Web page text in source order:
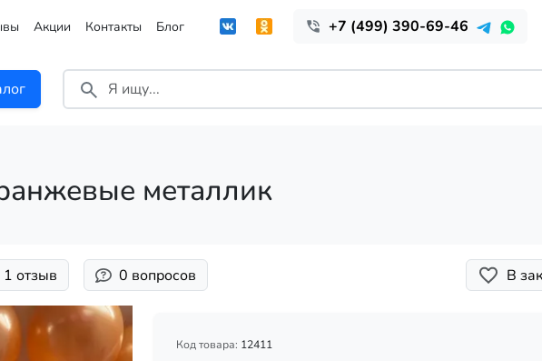
Акции Контакты Блог +7 (499) 390-69-46
металлик
1 отзыв 0 вопросов В
Код товара: 12411